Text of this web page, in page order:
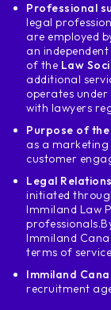
Professional
legal
are employed
an
of the Law
additional
operates
with lawyers
Purpose of
as a
customer
Legal
initiated
Immiland Law
professionals.
Immiland
terms of
Immiland
recruitment